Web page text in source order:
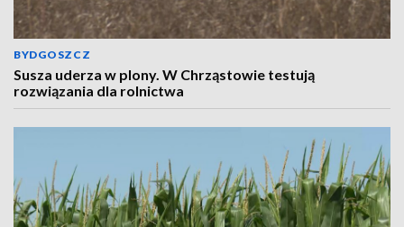
BYDGOSZCZ
Susza uderza w plony. W Chrząstowie testują
rozwiązania dla rolnictwa